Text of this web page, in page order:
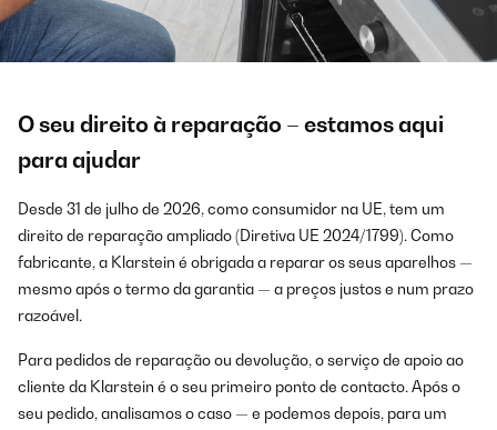
O seu direito à reparação – estamos aqui
para ajudar
Desde 31 de julho de 2026, como consumidor na UE, tem um
direito de reparação ampliado (Diretiva UE 2024/1799). Como
fabricante, a Klarstein é obrigada a reparar os seus aparelhos —
mesmo após o termo da garantia — a preços justos e num prazo
razoável.
Para pedidos de reparação ou devolução, o serviço de apoio ao
cliente da Klarstein é o seu primeiro ponto de contacto. Após o
seu pedido, analisamos o caso — e podemos depois, para um